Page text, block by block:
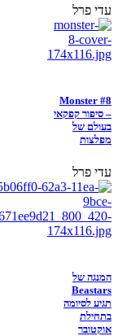
עדי פרל
Monster #8
– סיפור קפקאי
בעולם של
מפלצות
עדי פרל
המנגה של
Beastars
תגיע לסיומה
בתחילת
אוקטובר